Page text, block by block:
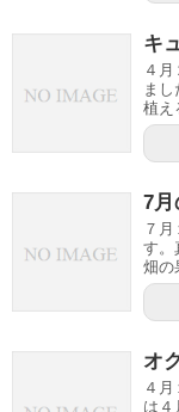
キ
４
ま
植え
7月
７
す。
畑の
オ
４
は４